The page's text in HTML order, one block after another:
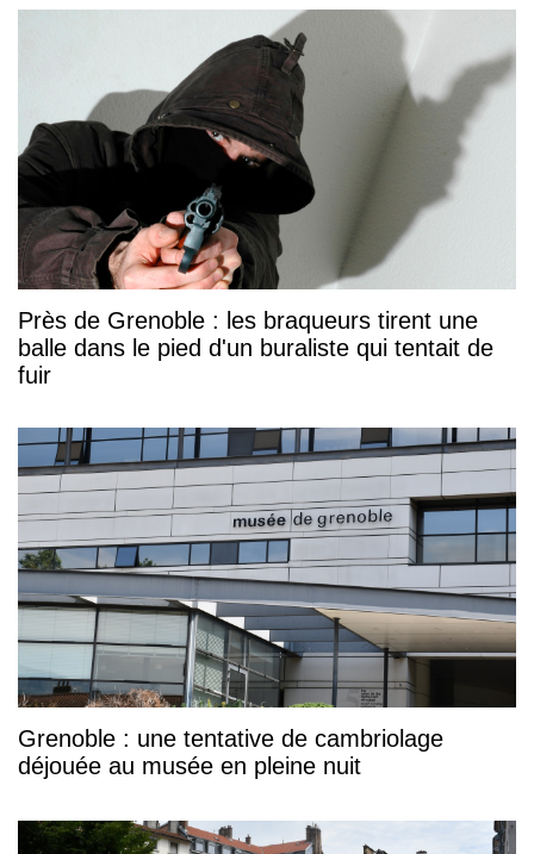
Près de Grenoble : les braqueurs tirent une
balle dans le pied d'un buraliste qui tentait de
fuir
Grenoble : une tentative de cambriolage
déjouée au musée en pleine nuit